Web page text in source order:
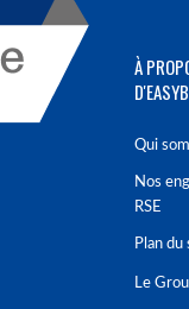
À
Qui
Nos
RSE
Plan du
Le